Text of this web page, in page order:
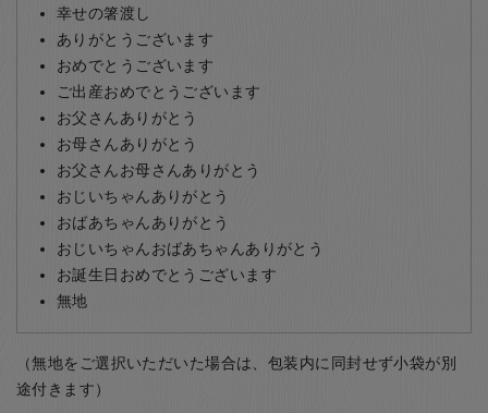
幸せの箸渡し
ありがとうございます
おめでとうございます
ご出産おめでとうございます
お父さんありがとう
お母さんありがとう
お父さんお母さんありがとう
おじいちゃんありがとう
おばあちゃんありがとう
おじいちゃんおばあちゃんありがとう
お誕生日おめでとうございます
無地
（無地をご選択いただいた場合は、包装内に同封せず小袋が別
途付きます）